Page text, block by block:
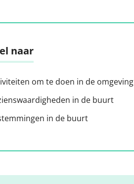
naar
om te doen in de omgeving
in de buurt
in de buurt